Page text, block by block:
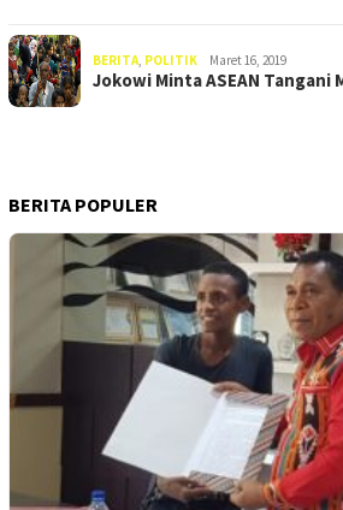
BERITA, POLITIK Maret 16, 2019
Jokowi Minta ASEAN Tangani
BERITA POPULER